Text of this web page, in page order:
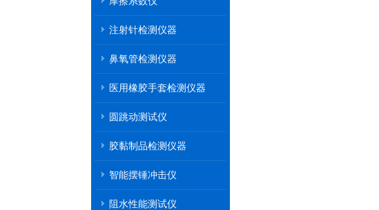
注射针检测仪器
鼻氧管检测仪器
医用橡胶手套检测仪器
圆跳动测试仪
胶黏制品检测仪器
智能摆锤冲击仪
阻水性能测试仪